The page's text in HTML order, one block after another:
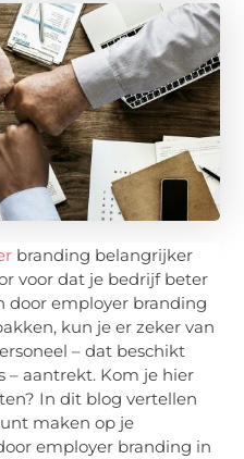
branding belangrijker
voor dat je bedrijf beter
door employer branding
kun je er zeker van
– dat beschikt
– aantrekt. Kom je hier
In dit blog vertellen
maken op je
employer branding in